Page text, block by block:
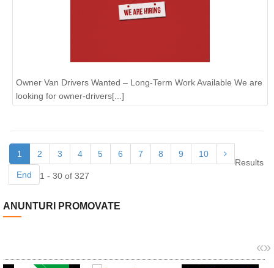
Owner Van Drivers Wanted – Long-Term Work Available We are
looking for owner-drivers[...]
1 2 3 4 5 6 7 8 9 10
End
Results
1 - 30 of 327
ANUNTURI PROMOVATE
«»